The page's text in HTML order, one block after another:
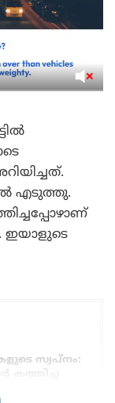
എടുത്തു.
ഇയാളുടെ
സ്വപ്നം:
കത്തിച്ച